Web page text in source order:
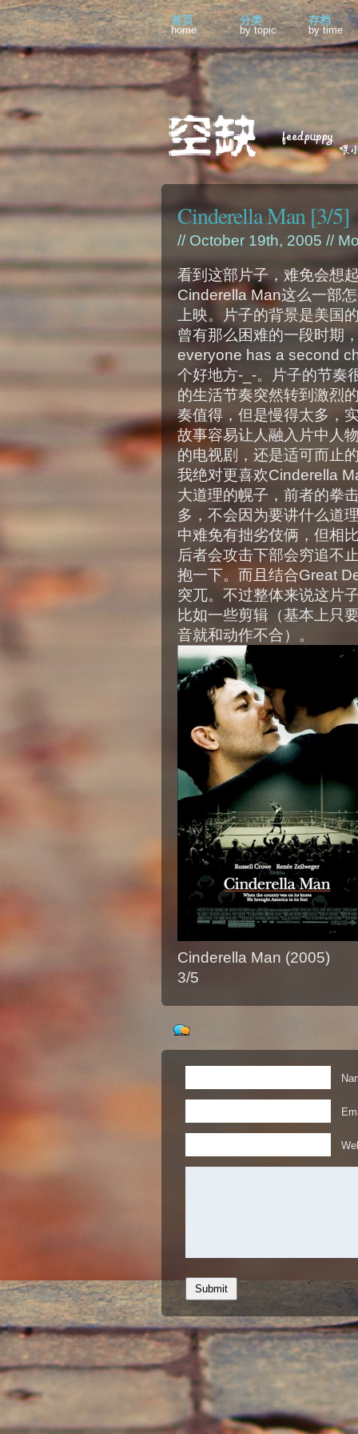
首页
home
分类
by topic
存档
by time
Cinderella Man [3/5]
// October 19th, 2005 //
看到这部片子，难免会想
Cinderella Man这么一部
上映。片子的背景是美国
曾有那么困难的一段时期
everyone has a second
个好地方-_-。片子的节奏
的生活节奏突然转到激烈
奏值得，但是慢得太多，
故事容易让人融入片中人
的电视剧，还是适可而止
我绝对更喜欢Cinderella
大道理的幌子，前者的拳
多，不会因为要讲什么道
中难免有拙劣伎俩，但相
后者会攻击下部会穷追不
抱一下。而且结合Great
突兀。不过整体来说这片
比如一些剪辑（基本上只
音就和动作不合）。
Cinderella Man (2005)
3/5